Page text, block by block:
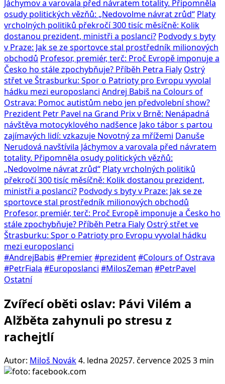
Jáchymov a varovala před návratem totality. Připomněla
osudy politických vězňů: „Nedovolme návrat zrůd“ Platy
vrcholných politiků překročí 300 tisíc měsíčně: Kolik
dostanou prezident, ministři a poslanci? Podvody s byty
v Praze: Jak se ze sportovce stal prostředník milionových
obchodů Profesor, premiér, terč: Proč Evropě imponuje a
Česko ho stále zpochybňuje? Příběh Petra Fialy Ostrý
střet ve Štrasburku: Spor o Patrioty pro Evropu vyvolal
hádku mezi europoslanci Andrej Babiš na Colours of
Ostrava: Pomoc autistům nebo jen předvolební show?
Prezident Petr Pavel na Grand Prix v Brně: Nenápadná
návštěva motocyklového nadšence Jako tábor s partou
zajímavých lidí: vzkazuje Novotný za mřížemi Danuše
Nerudová navštívila Jáchymov a varovala před návratem
totality. Připomněla osudy politických vězňů:
„Nedovolme návrat zrůd“ Platy vrcholných politiků
překročí 300 tisíc měsíčně: Kolik dostanou prezident,
ministři a poslanci? Podvody s byty v Praze: Jak se ze
sportovce stal prostředník milionových obchodů
Profesor, premiér, terč: Proč Evropě imponuje a Česko ho
stále zpochybňuje? Příběh Petra Fialy Ostrý střet ve
Štrasburku: Spor o Patrioty pro Evropu vyvolal hádku
mezi europoslanci
#AndrejBabis #Premier#prezident#Colours of Ostrava
#PetrFiala #Europoslanci #MilosZeman #PetrPavel
Ostatní
Zvířecí oběti oslav: Pávi Vilém a
Alžběta zahynuli po stresu z
rachejtlí
Autor: Miloš Novák4. ledna 20257. července 20253 min